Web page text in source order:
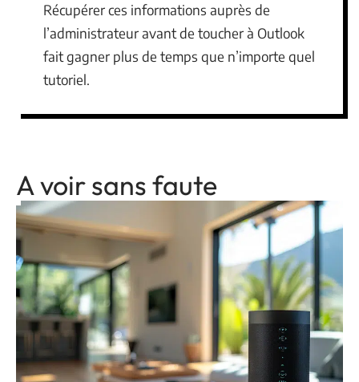
Récupérer ces informations auprès de
l’administrateur avant de toucher à Outlook
fait gagner plus de temps que n’importe quel
tutoriel.
A voir sans faute